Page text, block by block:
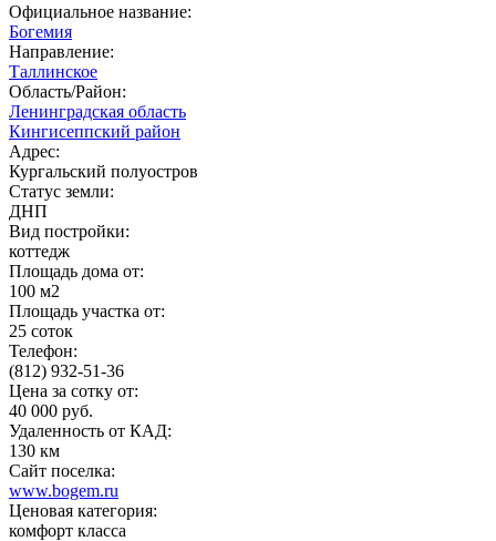
Официальное название:
Богемия
Направление:
Таллинское
Область/Район:
Ленинградская область
Кингисеппский район
Адрес:
Кургальский полуостров
Статус земли:
ДНП
Вид постройки:
коттедж
Площадь дома от:
100 м2
Площадь участка от:
25 соток
Телефон:
(812) 932-51-36
Цена за сотку от:
40 000 руб.
Удаленность от КАД:
130 км
Сайт поселка:
www.bogem.ru
Ценовая категория:
комфорт класса